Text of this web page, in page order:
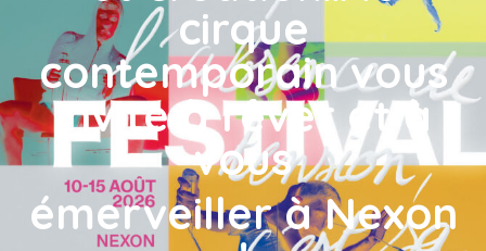
cirque
contemporain vous
invite à rêver et à
vous
émerveiller à Nexon